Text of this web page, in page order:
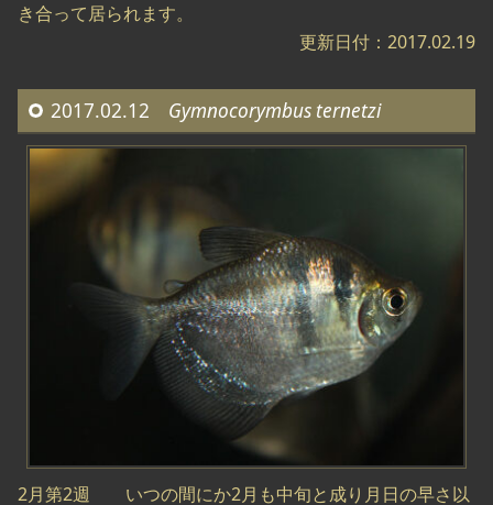
き合って居られます。
更新日付：2017.02.19
2017.02.12 Gymnocorymbus ternetzi
2月第2週 いつの間にか2月も中旬と成り月日の早さ以